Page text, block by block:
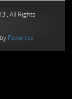
, All Rights
Fawaniss